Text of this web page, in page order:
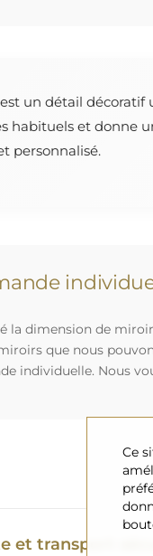
un détail décoratif
habituels et donne
personnalisé.
la dimension de
que nous
individuelle. Nous
et transport
Ce